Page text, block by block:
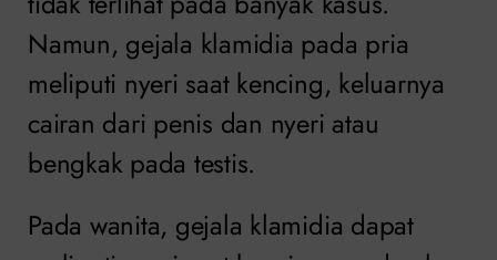
Namun, gejala klamidia pada pria
meliputi nyeri saat kencing, keluarnya
cairan dari penis dan nyeri atau
bengkak pada testis.
Pada wanita, gejala klamidia dapat